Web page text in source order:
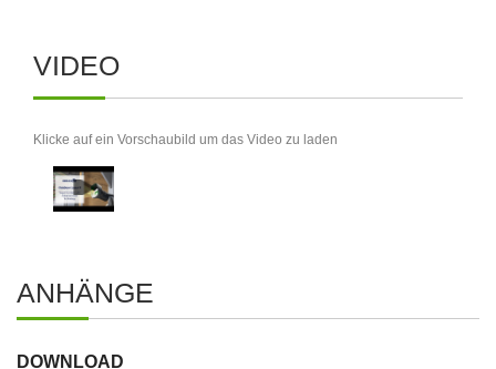
VIDEO
Klicke auf ein Vorschaubild um das Video zu laden
ANHÄNGE
DOWNLOAD